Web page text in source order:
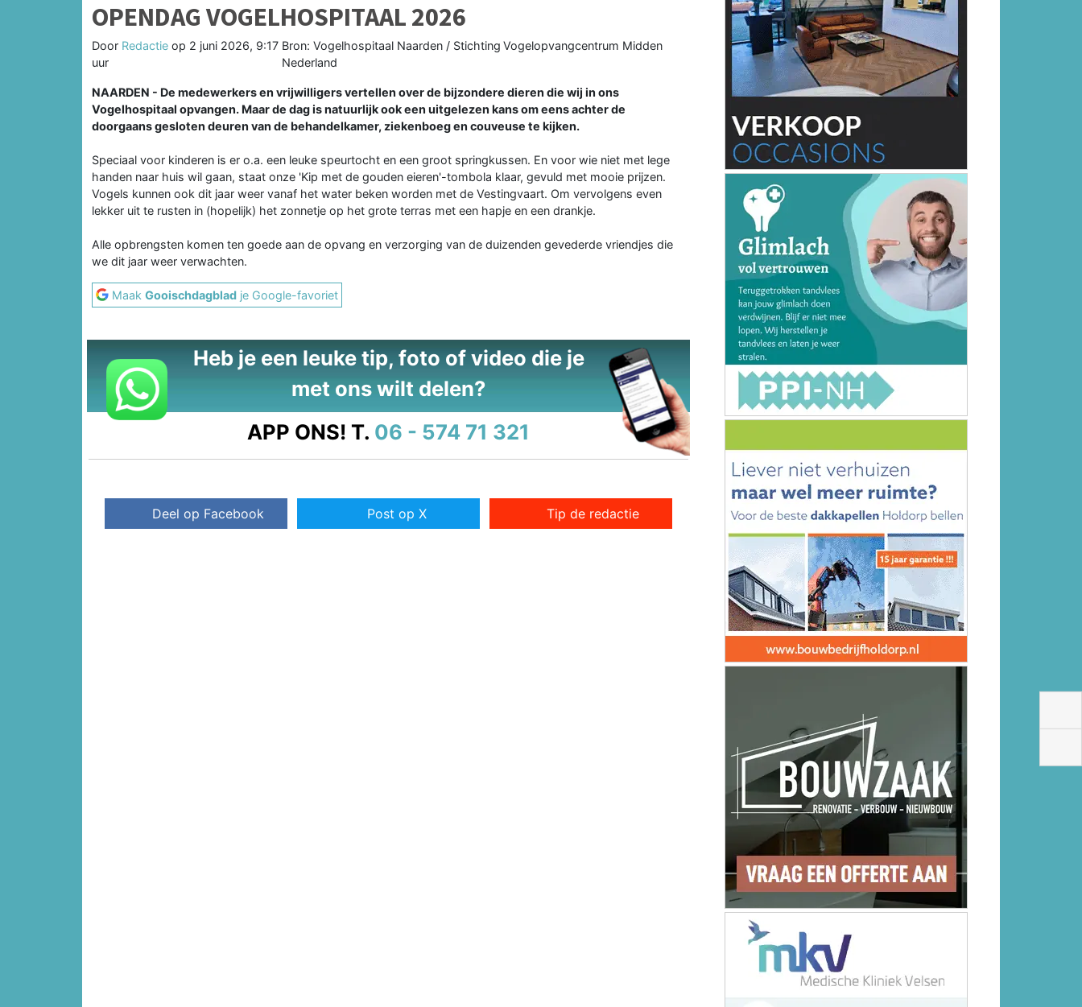
OPENDAG VOGELHOSPITAAL 2026
Door Redactie op 2 juni 2026, 9:17
uur
Bron: Vogelhospitaal Naarden / Stichting Vogelopvangcentrum Midden
Nederland
NAARDEN - De medewerkers en vrijwilligers vertellen over de bijzondere dieren die wij in ons
Vogelhospitaal opvangen. Maar de dag is natuurlijk ook een uitgelezen kans om eens achter de
doorgaans gesloten deuren van de behandelkamer, ziekenboeg en couveuse te kijken.
Speciaal voor kinderen is er o.a. een leuke speurtocht en een groot springkussen. En voor wie niet met lege
handen naar huis wil gaan, staat onze 'Kip met de gouden eieren'-tombola klaar, gevuld met mooie prijzen.
Vogels kunnen ook dit jaar weer vanaf het water beken worden met de Vestingvaart. Om vervolgens even
lekker uit te rusten in (hopelijk) het zonnetje op het grote terras met een hapje en een drankje.
Alle opbrengsten komen ten goede aan de opvang en verzorging van de duizenden gevederde vriendjes die
we dit jaar weer verwachten.
Maak Gooischdagblad je Google-favoriet
Heb je een leuke tip, foto of video die je
met ons wilt delen?
APP ONS! T. 06 - 574 71 321
Deel op Facebook Post op X Tip de redactie